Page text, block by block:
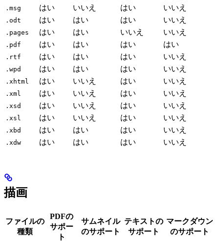
.msg はい いいえ はい いいえ
.odt はい はい はい いいえ
.pages はい はい いいえ いいえ
.pdf はい はい はい はい
.rtf はい はい はい いいえ
.wpd はい はい はい いいえ
.xhtml はい いいえ はい いいえ
.xml はい いいえ はい いいえ
.xsd はい いいえ はい いいえ
.xsl はい いいえ はい いいえ
.xbd はい はい はい いいえ
.xdw はい はい はい いいえ
描画
ファイルの
種類
PDFの
サポー
ト
サムネイル
のサポート
テキストの
サポート
マークダウン
のサポート